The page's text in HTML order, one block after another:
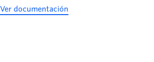
Ver documentación